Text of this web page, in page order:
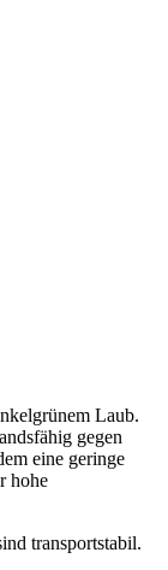
Laub.
gegen
eine geringe
hohe
transportstabil.